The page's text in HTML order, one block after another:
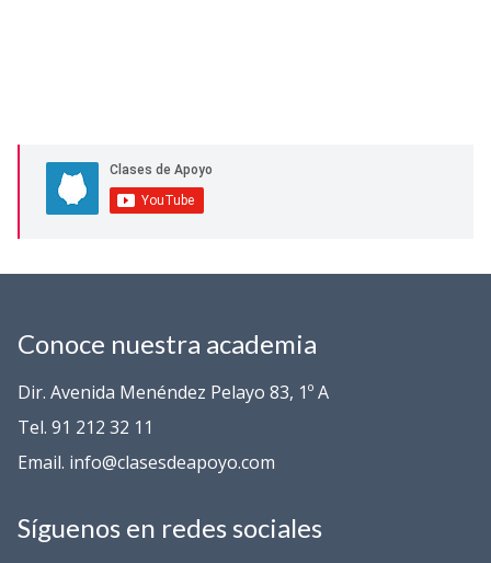
Conoce nuestra academia
Dir. Avenida Menéndez Pelayo 83, 1º A
Tel. 91 212 32 11
Email. info@clasesdeapoyo.com
Síguenos en redes sociales